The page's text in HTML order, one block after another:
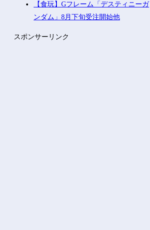
【食玩】Gフレーム「デスティニーガ
ンダム」8月下旬受注開始他
スポンサーリンク